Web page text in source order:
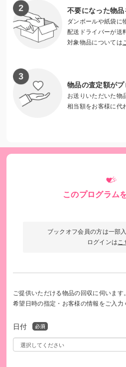
大垣市社会福祉協議会公式HP
不要になった物品
ダンボールや紙袋に
配送ドライバーが送
対象物品については
物品の査定額が
お送りいただいた物
相当額をお客様に代
このプログラム
ブックオフ会員の方は一部
ログインはこ
ご提供いただける物品の回収に伺います。
希望日時の指定・お客様の情報をご入力
日付